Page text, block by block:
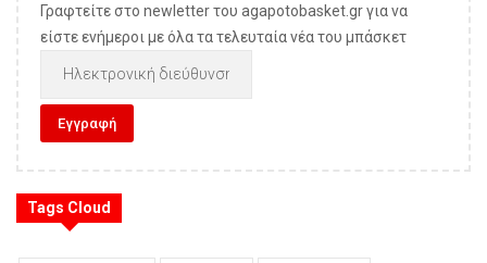
Γραφτείτε στο newletter του agapotobasket.gr για να
είστε ενήμεροι με όλα τα τελευταία νέα του μπάσκετ
Tags Cloud